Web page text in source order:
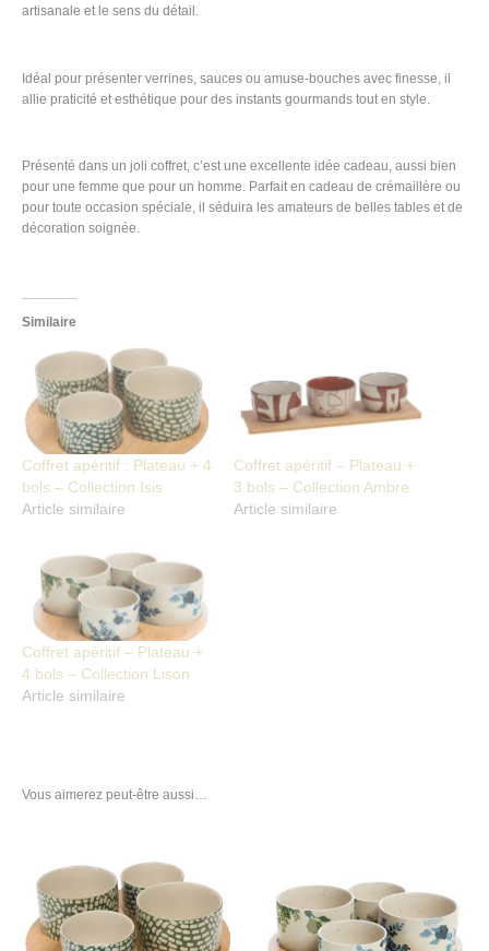
artisanale et le sens du détail.
Idéal pour présenter verrines, sauces ou amuse-bouches avec finesse, il
allie praticité et esthétique pour des instants gourmands tout en style.
Présenté dans un joli coffret, c’est une excellente idée cadeau, aussi bien
pour une femme que pour un homme. Parfait en cadeau de crémaillère ou
pour toute occasion spéciale, il séduira les amateurs de belles tables et de
décoration soignée.
Similaire
Coffret apéritif : Plateau + 4
bols – Collection Isis
Article similaire
Coffret apéritif – Plateau +
3 bols – Collection Ambre
Article similaire
Coffret apéritif – Plateau +
4 bols – Collection Lison
Article similaire
Vous aimerez peut-être aussi…